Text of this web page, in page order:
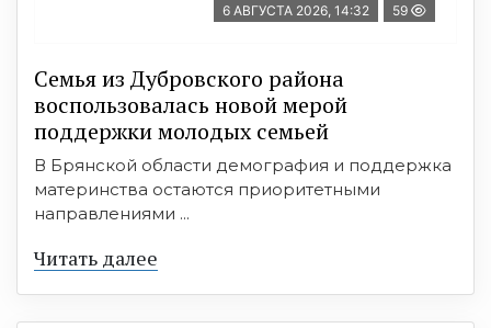
6 АВГУСТА 2026, 14:32 59
Семья из Дубровского района
воспользовалась новой мерой
поддержки молодых семьей
В Брянской области демография и поддержка
материнства остаются приоритетными
направлениями ...
Читать далее